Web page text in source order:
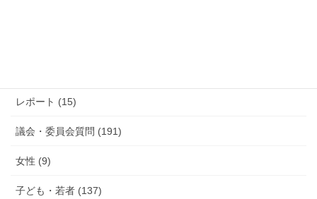
レポート (15)
議会・委員会質問 (191)
女性 (9)
子ども・若者 (137)